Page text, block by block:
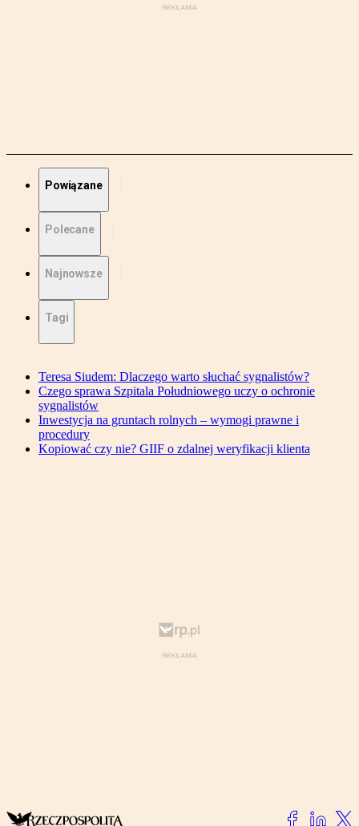
Powiązane
Polecane
Najnowsze
Tagi
Teresa Siudem: Dlaczego warto słuchać sygnalistów?
Czego sprawa Szpitala Południowego uczy o ochronie
sygnalistów
Inwestycja na gruntach rolnych – wymogi prawne i
procedury
Kopiować czy nie? GIIF o zdalnej weryfikacji klienta